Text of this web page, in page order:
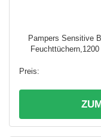
Pampers Sensitive